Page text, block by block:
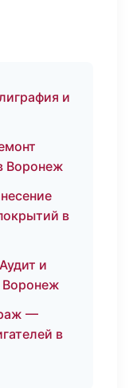
и
Воронеж
в
и
Воронеж
—
в